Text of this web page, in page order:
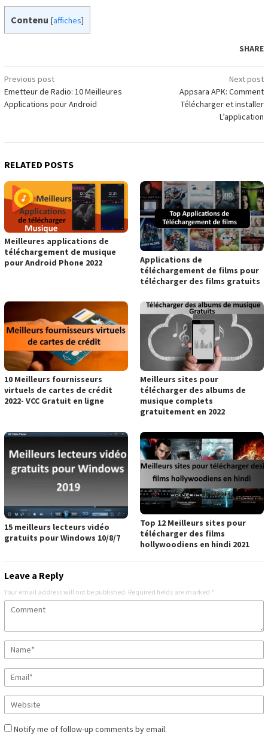
Contenu [affiches]
SHARE
Post
navigation
Previous post
Emetteur de Radio: 10 Meilleures
Applications pour Android
Next post
Appsara APK: Comment
Télécharger et installer
L’application
RELATED POSTS
Meilleures applications de
téléchargement de musique
pour Android Phone 2022
Applications de
téléchargement de films pour
télécharger des films gratuits
10 Meilleurs fournisseurs
virtuels de cartes de crédit
2022- VCC Gratuit en ligne
Meilleurs sites pour
télécharger des albums de
musique complets
gratuitement en 2022
15 meilleurs lecteurs vidéo
gratuits pour Windows 10/8/7
Top 12 Meilleurs sites pour
télécharger des films
hollywoodiens en hindi 2021
Leave a Reply
Your email address will not be published. Required fields are marked *
Notify me of follow-up comments by email.